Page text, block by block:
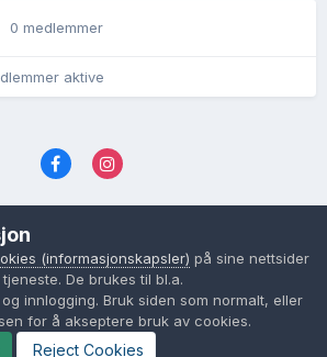
0 medlemmer
aktive
(informasjonskapsler)
by Invision Community
(informasjonskapsler) på sine nettsider
De brukes til bl.a.
innlogging. Bruk siden som normalt, eller
for å akseptere bruk av cookies.
Reject Cookies